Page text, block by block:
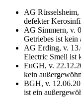
AG
defekter
AG Simmern, v.
Getriebes ist kein
AG Erding, v.
Electric Smell ist
EuGH, v.
kein
BGH, v.
ist ein